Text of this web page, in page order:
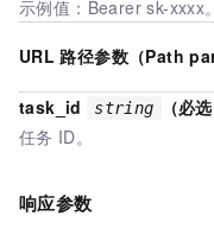
示例值：Bearer sk-xxxx。
URL 路径参数（Path
task_id string
（必选
任务 ID。
响应参数